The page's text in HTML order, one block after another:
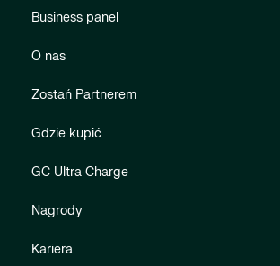
Business panel
O nas
Zostań Partnerem
Gdzie kupić
GC Ultra Charge
Nagrody
Kariera